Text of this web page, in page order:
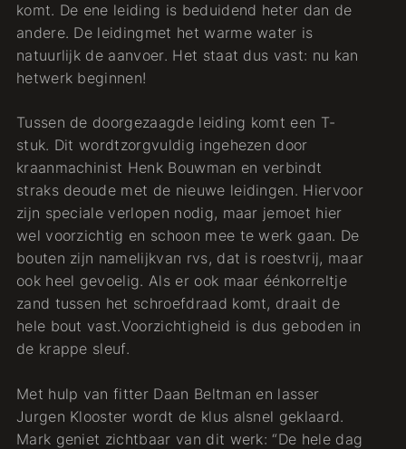
komt. De ene leiding is beduidend heter dan de
andere. De leidingmet het warme water is
natuurlijk de aanvoer. Het staat dus vast: nu kan
hetwerk beginnen!
Tussen de doorgezaagde leiding komt een T-
stuk. Dit wordtzorgvuldig ingehezen door
kraanmachinist Henk Bouwman en verbindt
straks deoude met de nieuwe leidingen. Hiervoor
zijn speciale verlopen nodig, maar jemoet hier
wel voorzichtig en schoon mee te werk gaan. De
bouten zijn namelijkvan rvs, dat is roestvrij, maar
ook heel gevoelig. Als er ook maar éénkorreltje
zand tussen het schroefdraad komt, draait de
hele bout vast.Voorzichtigheid is dus geboden in
de krappe sleuf.
Met hulp van fitter Daan Beltman en lasser
Jurgen Klooster wordt de klus alsnel geklaard.
Mark geniet zichtbaar van dit werk: “De hele dag